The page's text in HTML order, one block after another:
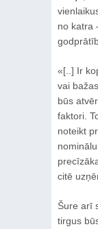
no katra
«[..] Ir
vai
būs
faktori.
noteikt
citē
Šure arī
tirgus